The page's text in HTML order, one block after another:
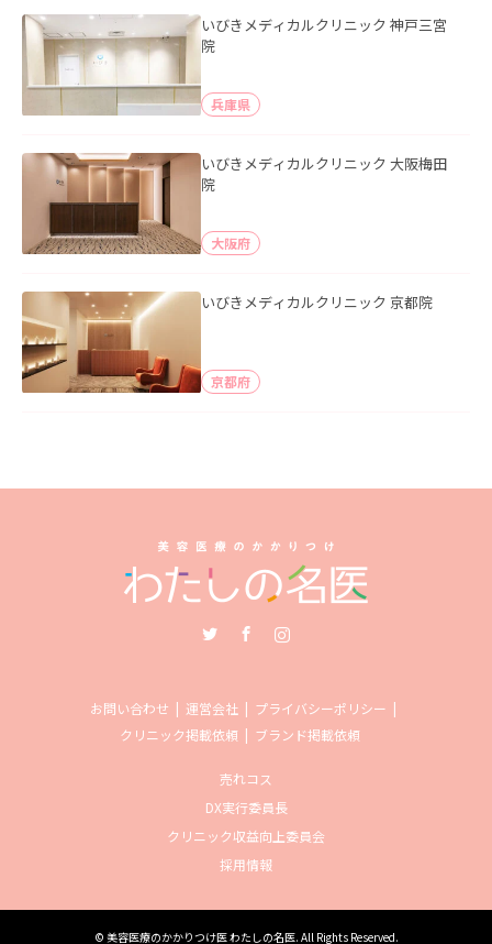
いびきメディカルクリニック 神戸三宮
院
兵庫県
いびきメディカルクリニック 大阪梅田
院
大阪府
いびきメディカルクリニック 京都院
京都府
お問い合わせ 運営会社
プライバシーポリシー
クリニック掲載依頼
ブランド掲載依頼
売れコス
DX実行委員長
クリニック収益向上委員会
採用情報
© 美容医療のかかりつけ医 わたしの名医. All Rights Reserved.